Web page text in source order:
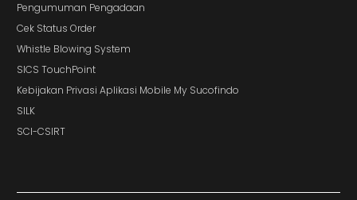
Pengumuman Pengadaan
Cek Status Order
Whistle Blowing System
SICS TouchPoint
Kebijakan Privasi Aplikasi Mobile My Sucofindo
SILK
SCI-CSIRT